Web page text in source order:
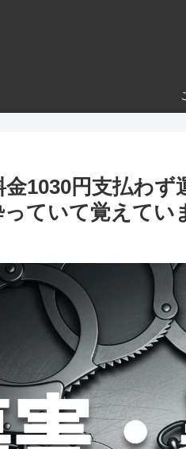
金1030円支払わ
っていて覚えて